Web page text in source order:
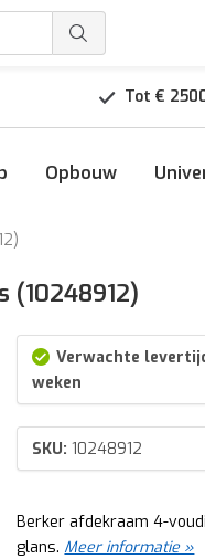
Tot €
Opbouw
(10248912)
Verwachte
weken
SKU: 10248912
Berker afdekraam 4-
glans. Meer informatie »